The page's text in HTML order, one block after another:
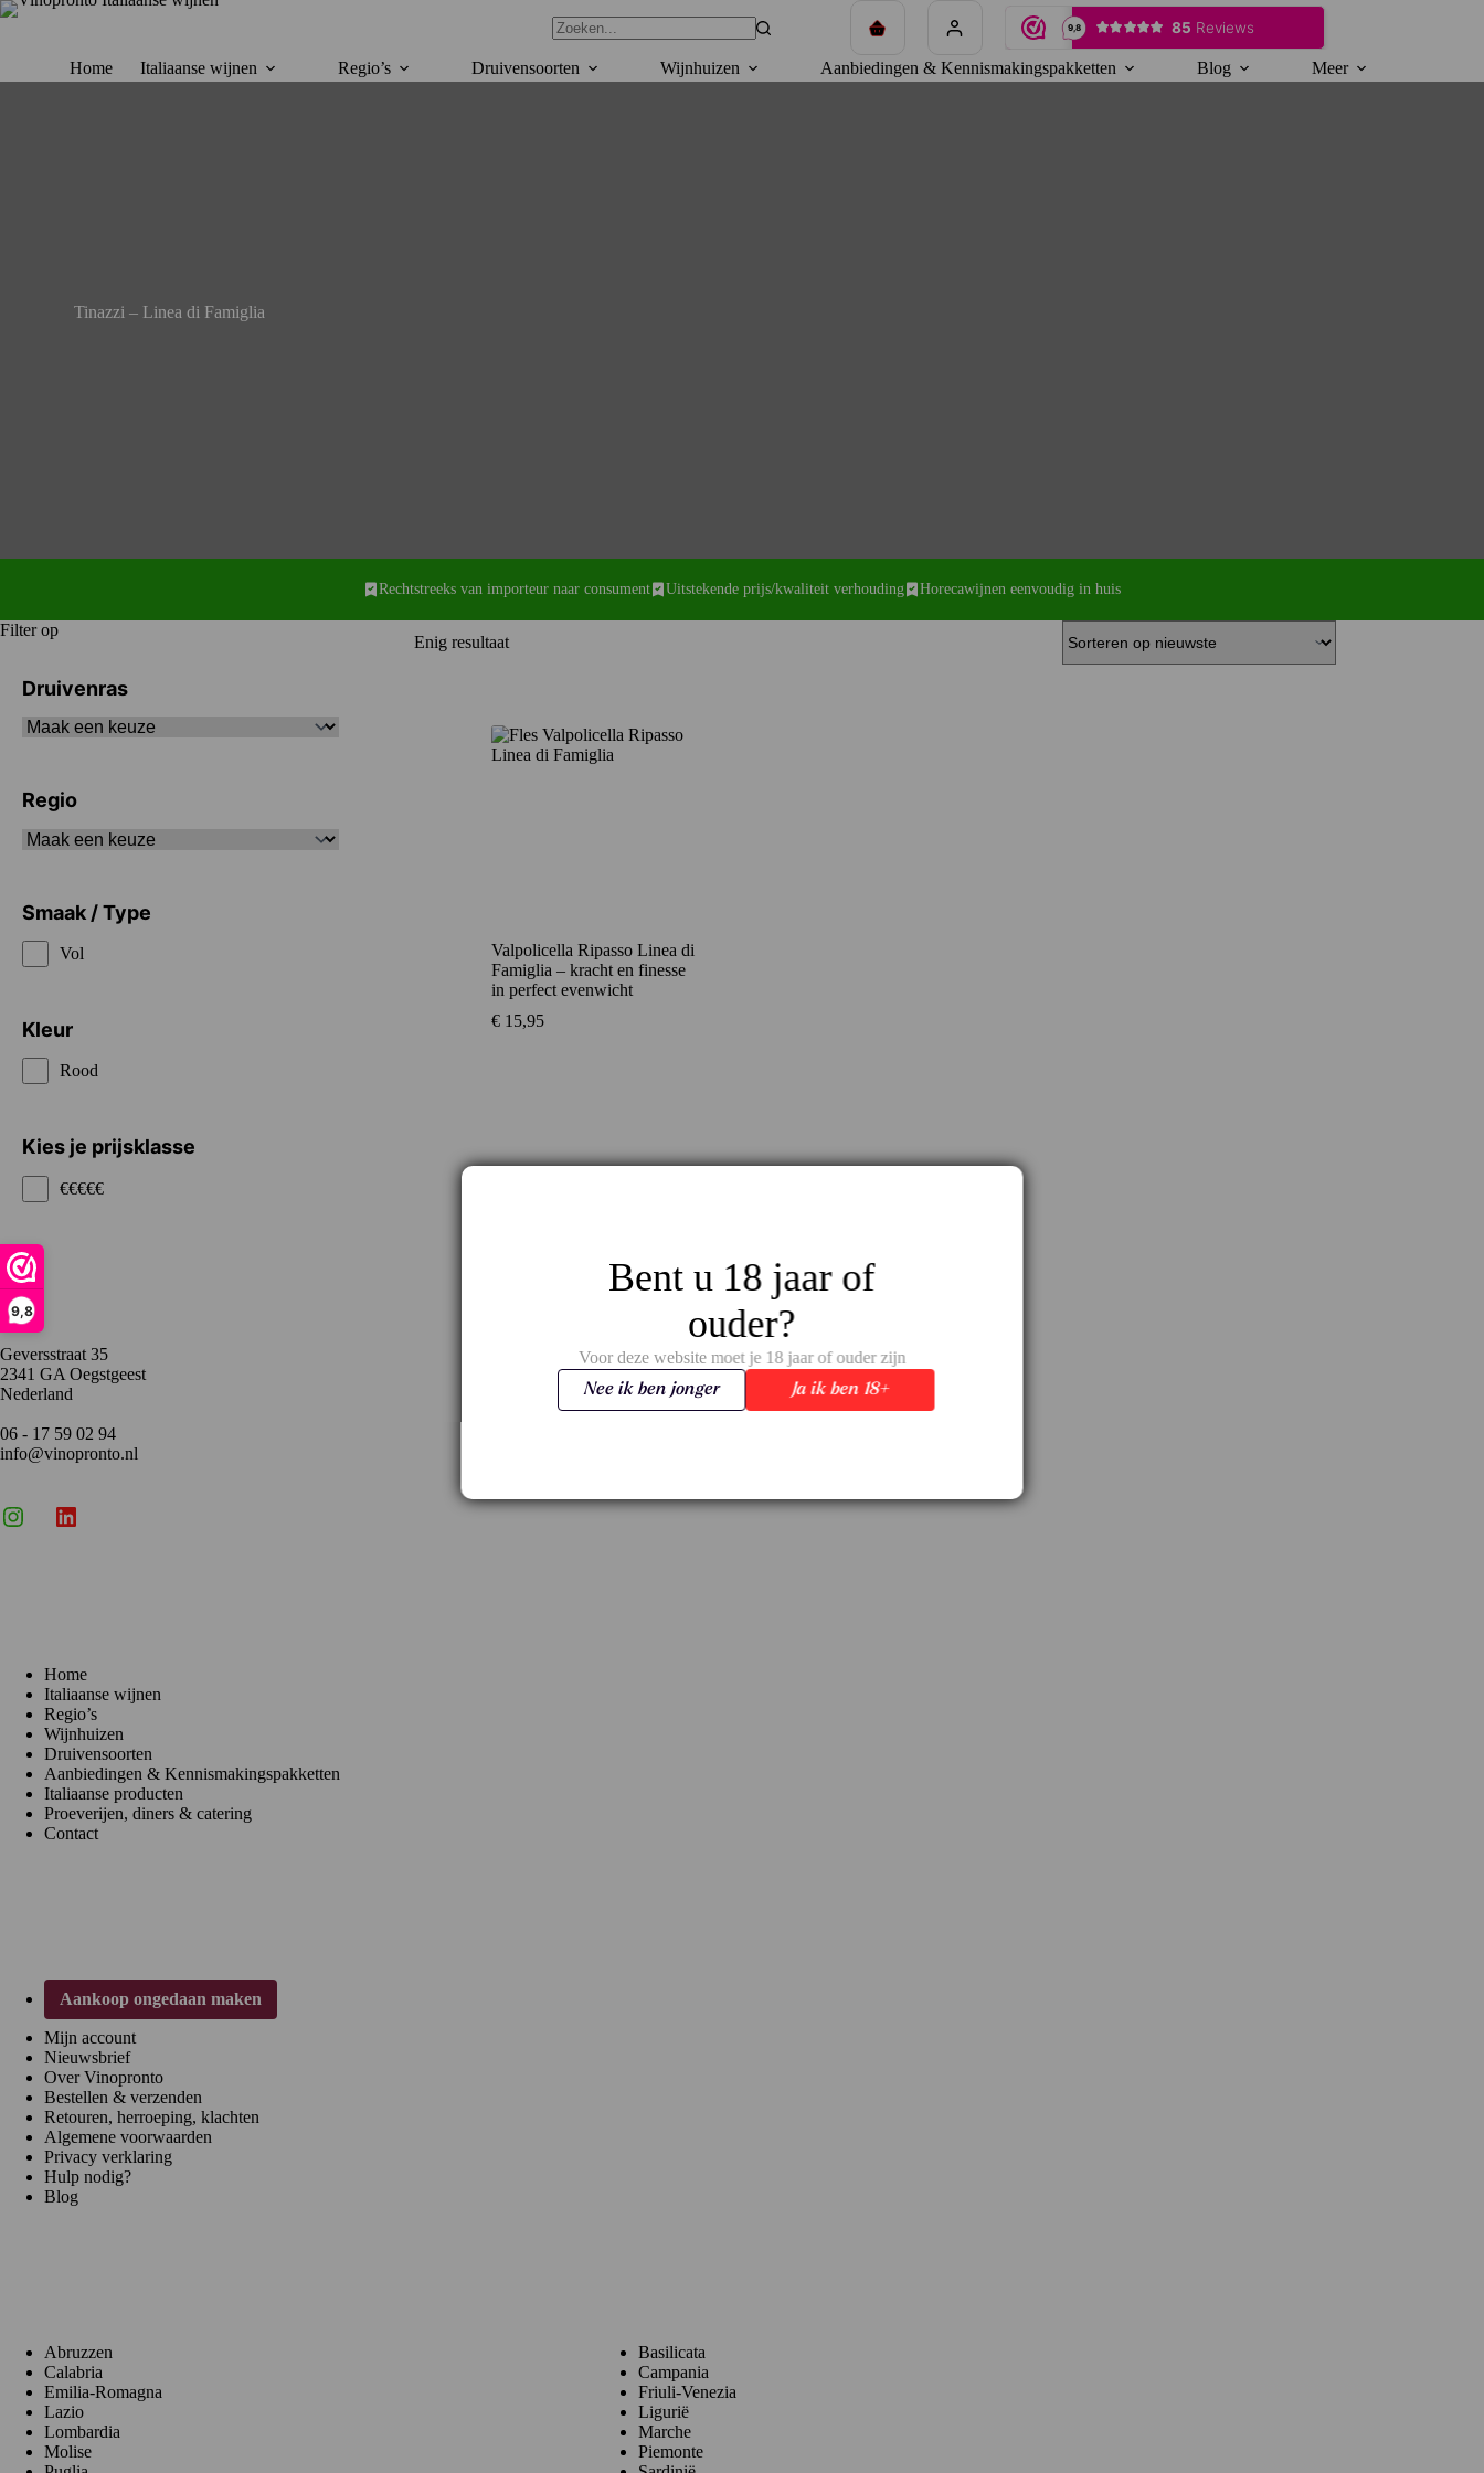
9,8
Ga
Winkelwagen
Home
Italiaanse wijnen Regio’s Druivensoorten Wijnhuizen Aanbiedingen & Kennismakingspakketten Blog Meer
Tinazzi – Linea di Famiglia
Rechtstreeks van importeur naar consument Uitstekende prijs/kwaliteit verhouding Horecawijnen eenvoudig in huis
Enig resultaat
Valpolicella Ripasso Linea di
Famiglia – kracht en finesse
in perfect evenwicht
€15,95
Filter op
Druivenras
Regio
Smaak / Type
Vol
Kleur
Rood
Kies je prijsklasse
€€€€€
Contact
Geversstraat 35
2341 GA Oegstgeest
Nederland
06 - 17 59 02 94
info@vinopronto.nl
InstagramLinkedIn
Home
Italiaanse wijnen
Regio’s
Wijnhuizen
Druivensoorten
Aanbiedingen & Kennismakingspakketten
Italiaanse producten
Proeverijen, diners & catering
Contact
Aankoop ongedaan maken
Mijn account
Nieuwsbrief
Over Vinopronto
Bestellen & verzenden
Retouren, herroeping, klachten
Algemene voorwaarden
Privacy verklaring
Hulp nodig?
Blog
Abruzzen
Basilicata
Calabria
Campania
Emilia-Romagna
Friuli-Venezia
Lazio
Ligurië
Lombardia
Marche
Molise
Piemonte
Bent u 18 jaar of
ouder?
Voor deze website moet je 18 jaar of ouder zijn
Ja ik ben 18+
Nee ik ben jonger